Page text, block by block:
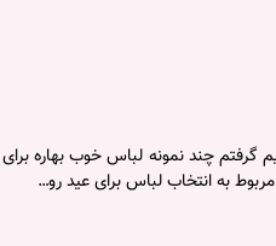
چند نمونه لباس خوب بهاره
به انتخاب لباس برای عید رو…